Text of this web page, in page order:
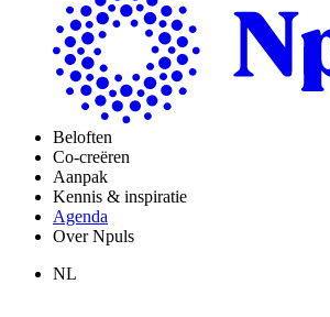
Beloften
Co-creëren
Aanpak
Kennis & inspiratie
Agenda
Over Npuls
NL